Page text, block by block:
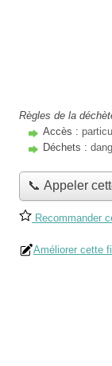
Règles de la
Accès :
Déchets :
📞 Appeler
Recommander
Améliorer cette